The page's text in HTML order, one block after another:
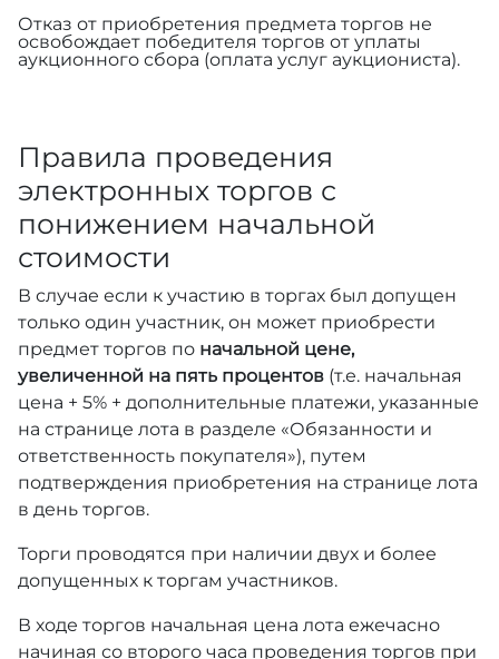
Отказ от приобретения предмета торгов не
освобождает победителя торгов от уплаты
аукционного сбора (оплата услуг аукциониста).
Правила проведения
электронных торгов с
понижением начальной
стоимости
В случае если к участию в торгах был допущен
только один участник, он может приобрести
предмет торгов по начальной цене,
увеличенной на пять процентов (т.е. начальная
цена + 5% + дополнительные платежи, указанные
на странице лота в разделе «Обязанности и
ответственность покупателя»), путем
подтверждения приобретения на странице лота
в день торгов.
Торги проводятся при наличии двух и более
допущенных к торгам участников.
В ходе торгов начальная цена лота ежечасно
начиная со второго часа проведения торгов при